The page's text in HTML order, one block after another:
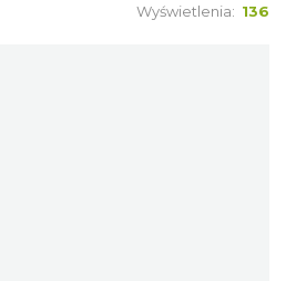
Wyświetlenia: 136